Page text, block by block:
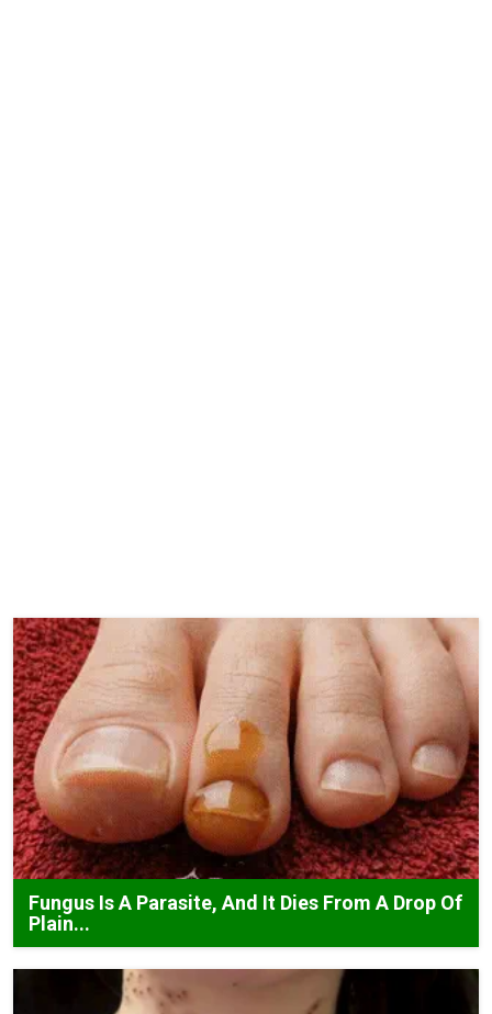
Fungus Is A Parasite, And It Dies From A Drop Of
Plain...